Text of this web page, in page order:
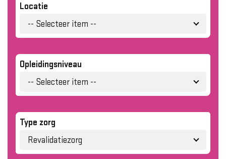
Locatie
-- Selecteer item --
Opleidingsniveau
-- Selecteer item --
Type zorg
Revalidatiezorg